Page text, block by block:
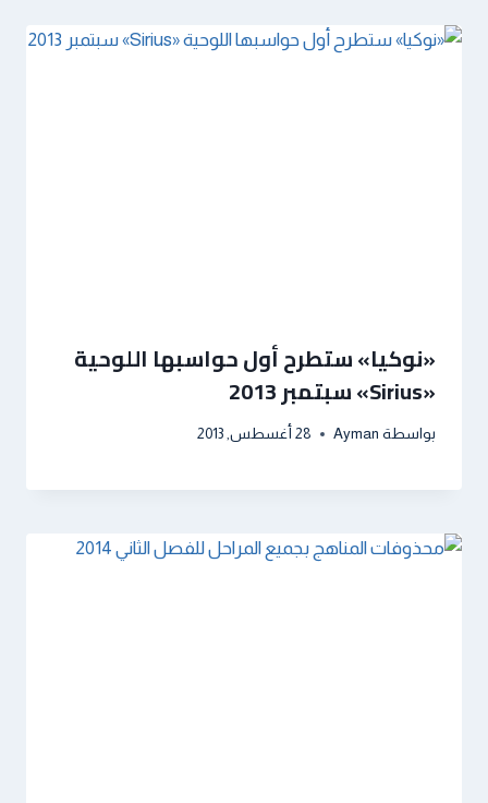
«نوكيا» ستطرح أول حواسبها اللوحية
«Sirius» سبتمبر 2013
بواسطة Ayman 28 أغسطس, 2013